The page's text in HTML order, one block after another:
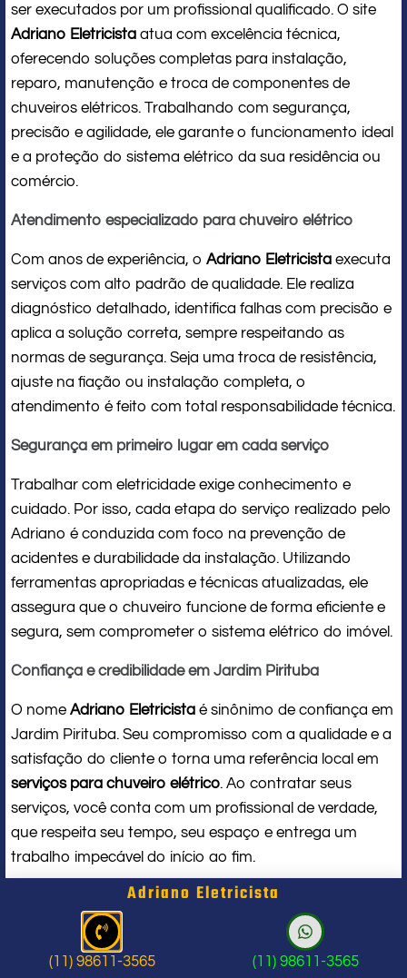
ser executados por um profissional qualificado. O site
Adriano Eletricista atua com excelência técnica,
oferecendo soluções completas para instalação,
reparo, manutenção e troca de componentes de
chuveiros elétricos. Trabalhando com segurança,
precisão e agilidade, ele garante o funcionamento ideal
e a proteção do sistema elétrico da sua residência ou
comércio.
Atendimento especializado para chuveiro elétrico
Com anos de experiência, o Adriano Eletricista executa
serviços com alto padrão de qualidade. Ele realiza
diagnóstico detalhado, identifica falhas com precisão e
aplica a solução correta, sempre respeitando as
normas de segurança. Seja uma troca de resistência,
ajuste na fiação ou instalação completa, o
atendimento é feito com total responsabilidade técnica.
Segurança em primeiro lugar em cada serviço
Trabalhar com eletricidade exige conhecimento e
cuidado. Por isso, cada etapa do serviço realizado pelo
Adriano é conduzida com foco na prevenção de
acidentes e durabilidade da instalação. Utilizando
ferramentas apropriadas e técnicas atualizadas, ele
assegura que o chuveiro funcione de forma eficiente e
segura, sem comprometer o sistema elétrico do imóvel.
Confiança e credibilidade em Jardim Pirituba
O nome Adriano Eletricista é sinônimo de confiança em
Jardim Pirituba. Seu compromisso com a qualidade e a
satisfação do cliente o torna uma referência local em
serviços para chuveiro elétrico. Ao contratar seus
serviços, você conta com um profissional de verdade,
que respeita seu tempo, seu espaço e entrega um
trabalho impecável do início ao fim.
Problema com chuveiro: sinais que
indicam a hora de chamar um
profissional
Adriano Eletricista
(11) 98611-3565 (11) 98611-3565